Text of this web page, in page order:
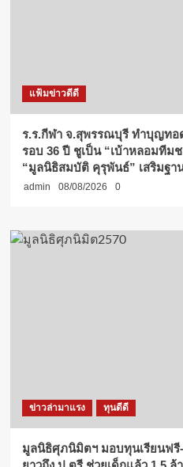
แฟ้มข่าวดีดี
ร.ร.กีฬา จ.สุพรรณบุรี ทำบุญทอ
รอบ 36 ปี ชูเป็น “เบ้าหลอมทีม
“มูลนิธิสมบัติ คุรุพันธ์” เสริมฐา
admin 08/08/2026 0
ข่าวล่ามาแรง ทุนดีดี
มูลนิธิศุภนิมิตฯ มอบทุนเรียนฟรี